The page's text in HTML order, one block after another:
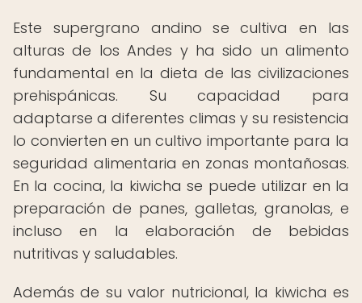
Este supergrano andino se cultiva en las
alturas de los Andes y ha sido un alimento
fundamental en la dieta de las civilizaciones
prehispánicas. Su capacidad para
adaptarse a diferentes climas y su resistencia
lo convierten en un cultivo importante para la
seguridad alimentaria en zonas montañosas.
En la cocina, la kiwicha se puede utilizar en la
preparación de panes, galletas, granolas, e
incluso en la elaboración de bebidas
nutritivas y saludables.
Además de su valor nutricional, la kiwicha es